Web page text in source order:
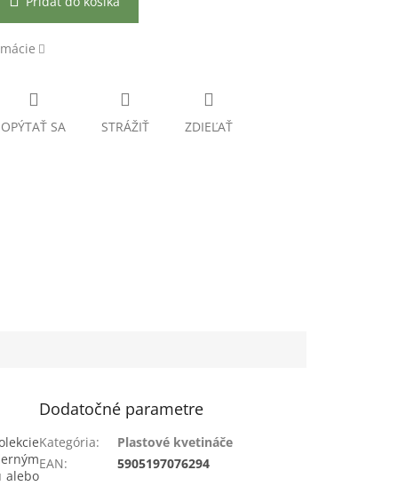
OPÝTAŤ SA STRÁŽIŤ ZDIEĽAŤ
alebo
Dodatočné parametre
Kategória:
Plastové kvetináče
EAN: 5905197076294